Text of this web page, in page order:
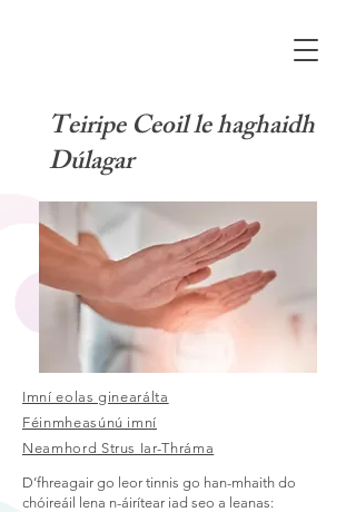
Teiripe Ceoil le haghaidh
Dúlagar
Imní eolas ginearálta
Féinmheasúnú imní
Neamhord Strus Iar-Thráma
D’fhreagair go leor tinnis go han-mhaith do
chóireáil lena n-áirítear iad seo a leanas: